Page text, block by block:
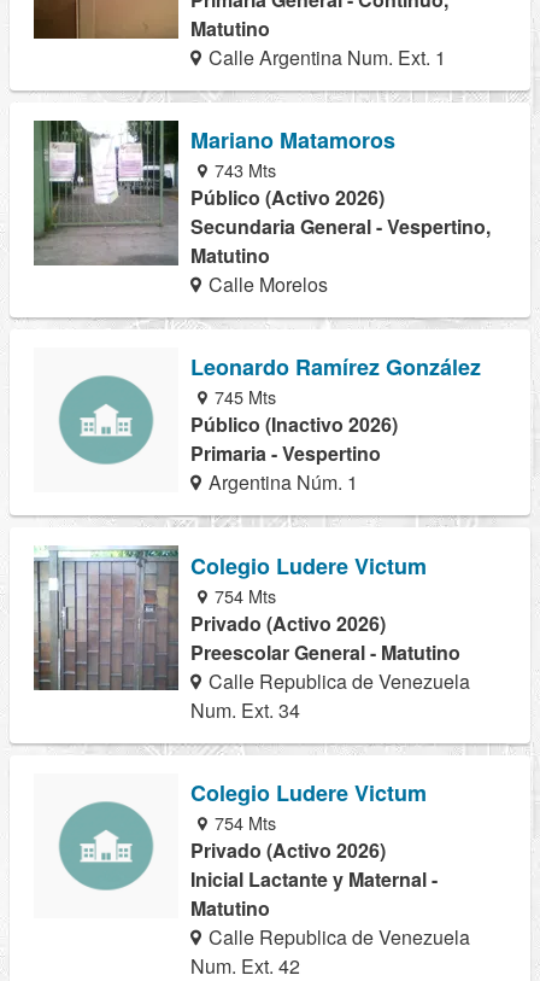
Matutino
Calle Argentina Num. Ext. 1
Mariano Matamoros
743 Mts
Público (Activo 2026)
Secundaria General - Vespertino,
Matutino
Calle Morelos
Leonardo Ramírez González
745 Mts
Público (Inactivo 2026)
Primaria - Vespertino
Argentina Núm. 1
Colegio Ludere Victum
754 Mts
Privado (Activo 2026)
Preescolar General - Matutino
Calle Republica de Venezuela
Num. Ext. 34
Colegio Ludere Victum
754 Mts
Privado (Activo 2026)
Inicial Lactante y Maternal -
Matutino
Calle Republica de Venezuela
Num. Ext. 42